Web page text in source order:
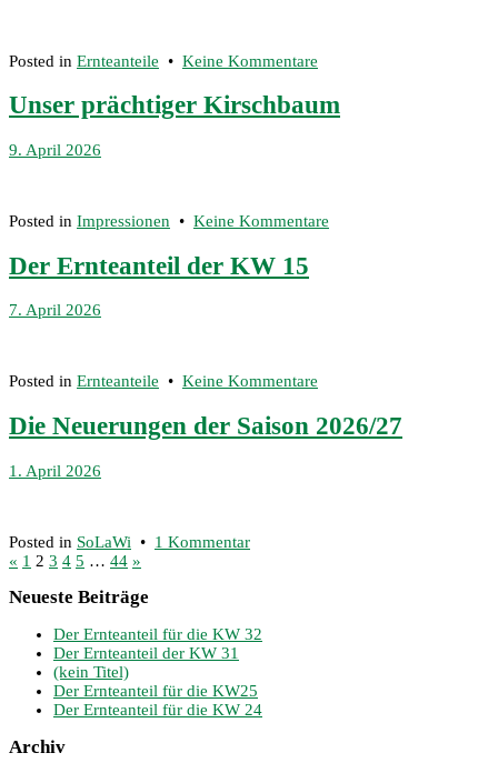
Posted in Ernteanteile • Keine Kommentare
Ernteanteil
für
Unser prächtiger Kirschbaum
9. April 2026
Posted in Impressionen • Keine Kommentare
Der Ernteanteil der KW 15
7. April 2026
Posted in Ernteanteile • Keine Kommentare
Ernteanteil
der
Die Neuerungen der Saison 2026/27
1. April 2026
Posted in SoLaWi • 1 Kommentarzu
2026/27
Seitennummerierung
der
Beiträge
« 1 2 3 4 5 … 44 »
Neueste Beiträge
Der Ernteanteil für die KW 32
Der Ernteanteil der KW 31
(kein Titel)
Der Ernteanteil für die KW25
Der Ernteanteil für die KW 24
Archiv